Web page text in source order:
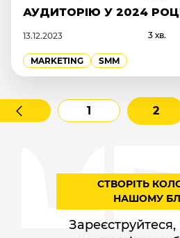
АУДИТОРІЮ У 2024
13.12.2023 3 хв.
MARKETING SMM
1 2
СТВОРІТЬ
НАШОМУ